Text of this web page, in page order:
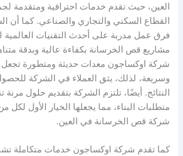
العين، حيث تقدم خدمات احترافية ومتقدمة
القطاع السكني والتجاري والصناعي. كما أن
فرق عمل مدربة على أحدث التقنيات العالمية
مشاريع قص الخرسانة بكفاءة عالية وبدقة
شركة اوكساجون معدات حديثة ومتطورة تجعل
وسريعة، لذلك، يثق العملاء في الشركة
النتائج. أيضًا، تلتزم الشركة بتقديم حلول
متطلبات البناء، مما يجعلها الخيار الأول
شركة قص الخرسانة في العين.
كما تقدم شركة اوكساجون خدمات متكاملة